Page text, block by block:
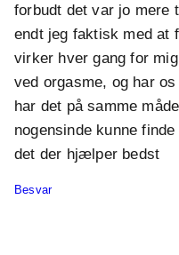
forbudt det var jo mere
endt jeg faktisk med at
virker hver gang for
ved orgasme, og har
har det på samme
nogensinde kunne
det der hjælper bedst
Besvar